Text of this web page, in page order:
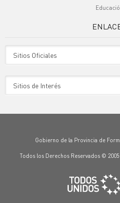
Gobierno de la Provincia de
Todos los Derechos Reservados ©